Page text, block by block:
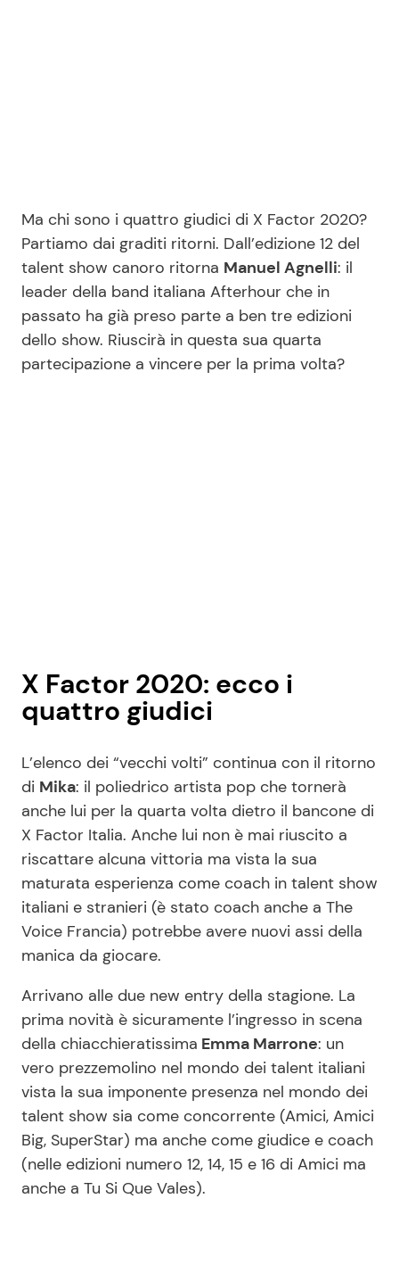
Info
Chi siamo
Disclaimer e Privacy
Redazione
Contattaci
Ma chi sono i quattro giudici di X Factor 2020?
Partiamo dai graditi ritorni. Dall’edizione 12 del
talent show canoro ritorna Manuel Agnelli: il
leader della band italiana Afterhour che in
passato ha già preso parte a ben tre edizioni
dello show. Riuscirà in questa sua quarta
partecipazione a vincere per la prima volta?
X Factor 2020: ecco i
quattro giudici
L’elenco dei “vecchi volti” continua con il ritorno
di Mika: il poliedrico artista pop che tornerà
anche lui per la quarta volta dietro il bancone di
X Factor Italia. Anche lui non è mai riuscito a
riscattare alcuna vittoria ma vista la sua
maturata esperienza come coach in talent show
italiani e stranieri (è stato coach anche a The
Voice Francia) potrebbe avere nuovi assi della
manica da giocare.
Arrivano alle due new entry della stagione. La
prima novità è sicuramente l’ingresso in scena
della chiacchieratissima Emma Marrone: un
vero prezzemolino nel mondo dei talent italiani
vista la sua imponente presenza nel mondo dei
talent show sia come concorrente (Amici, Amici
Big, SuperStar) ma anche come giudice e coach
(nelle edizioni numero 12, 14, 15 e 16 di Amici ma
anche a Tu Si Que Vales).